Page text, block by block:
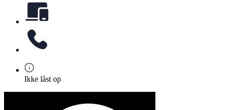
Ikke låst op